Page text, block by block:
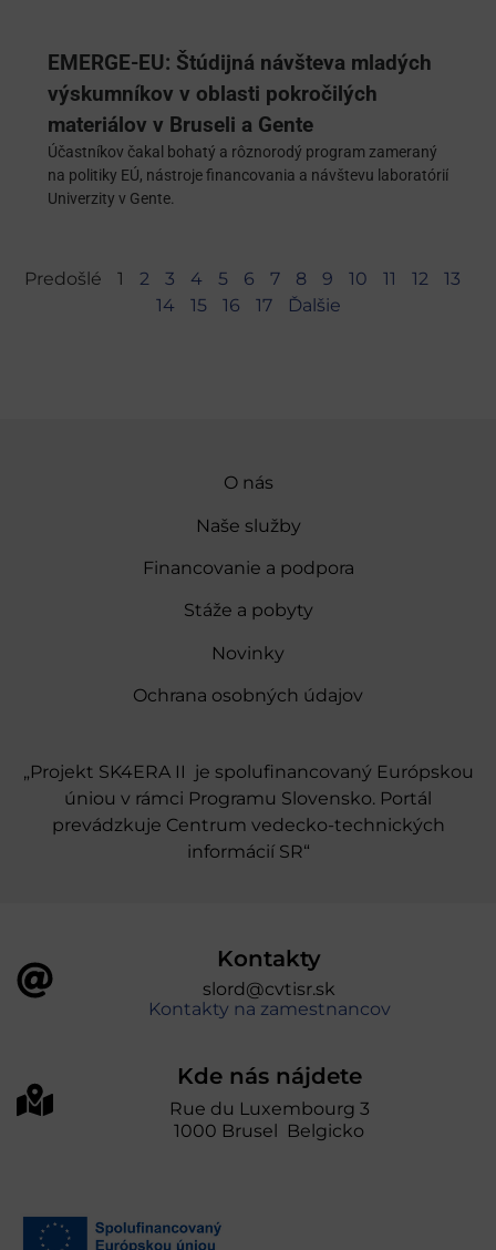
EMERGE-EU: Štúdijná návšteva mladých
výskumníkov v oblasti pokročilých
materiálov v Bruseli a Gente
Účastníkov čakal bohatý a rôznorodý program zameraný
na politiky EÚ, nástroje financovania a návštevu laboratórií
Univerzity v Gente.
Predošlé 1 2 3 4 5 6 7 8 9 10 11 12
13
14
15 16 17 Ďalšie
O nás
Naše služby
Financovanie a podpora
Stáže a pobyty
Novinky
Ochrana osobných údajov
„Projekt SK4ERA II je spolufinancovaný Európskou
úniou v rámci Programu Slovensko. Portál
prevádzkuje Centrum vedecko-technických
informácií SR“
Kontakty
slord@cvtisr.sk
Kontakty na zamestnancov
Kde nás nájdete
Rue du Luxembourg 3
1000 Brusel Belgicko